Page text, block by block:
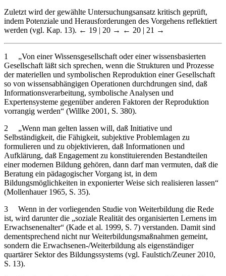
Zuletzt wird der gewählte Untersuchungsansatz kritisch geprüft,
indem Potenziale und Herausforderungen des Vorgehens reflektiert
werden (vgl. Kap. 13). ← 19 | 20 → ← 20 | 21 →
1
„Von einer Wissensgesellschaft oder einer wissensbasierten
Gesellschaft läßt sich sprechen, wenn die Strukturen und Prozesse
der materiellen und symbolischen Reproduktion einer Gesellschaft
so von wissensabhängigen Operationen durchdrungen sind, daß
Informationsverarbeitung, symbolische Analysen und
Expertensysteme gegenüber anderen Faktoren der Reproduktion
vorrangig werden“ (Willke 2001, S. 380).
2
„Wenn man gelten lassen will, daß Initiative und
Selbständigkeit, die Fähigkeit, subjektive Problemlagen zu
formulieren und zu objektivieren, daß Informationen und
Aufklärung, daß Engagement zu konstituierenden Bestandteilen
einer modernen Bildung gehören, dann darf man vermuten, daß die
Beratung ein pädagogischer Vorgang ist, in dem
Bildungsmöglichkeiten in exponierter Weise sich realisieren lassen“
(Mollenhauer 1965, S. 35).
3
Wenn in der vorliegenden Studie von Weiterbildung die Rede
ist, wird darunter die „soziale Realität des organisierten Lernens im
Erwachsenenalter“ (Kade et al. 1999, S. 7) verstanden. Damit sind
dementsprechend nicht nur Weiterbildungsmaßnahmen gemeint,
sondern die Erwachsenen-/Weiterbildung als eigenständiger
quartärer Sektor des Bildungssystems (vgl. Faulstich/Zeuner 2010,
S. 13).